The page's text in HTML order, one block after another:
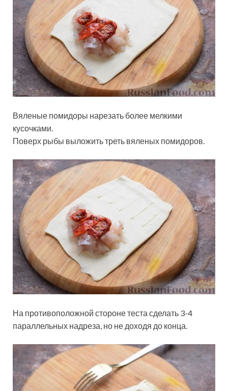
Вяленые помидоры нарезать более мелкими
кусочками.
Поверх рыбы выложить треть вяленых помидоров.
На противоположной стороне теста сделать 3-4
параллельных надреза, но не доходя до конца.